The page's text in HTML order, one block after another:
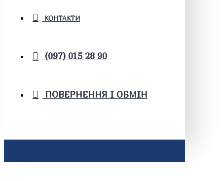
КОНТАКТИ
(097) 015 28 90
ПОВЕРНЕННЯ І ОБМІН